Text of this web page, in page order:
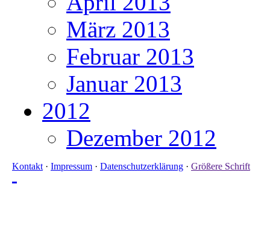
März 2013
Februar 2013
Januar 2013
2012
Dezember 2012
Kontakt · Impressum · Datenschutzerklärung · Größere Schrift